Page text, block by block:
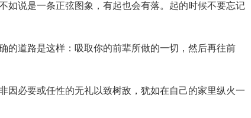
如说是一条正弦图象，有起也会有落。起的时候不要忘记
的道路是这样：吸取你的前辈所做的一切，然后再往前
因必要或任性的无礼以致树敌，犹如在自己的家里纵火一